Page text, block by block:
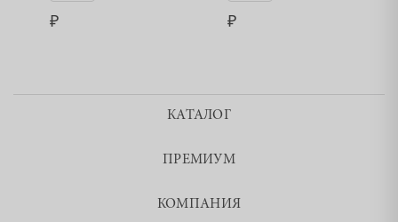
КАТАЛОГ
ПРЕМИУМ
КОМПАНИЯ